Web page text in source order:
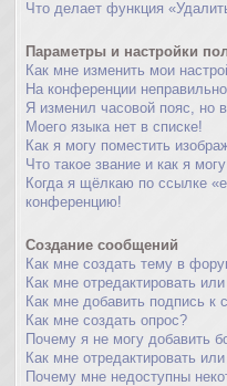
Что делает функция
Параметры и настройки
Как мне изменить мои
На конференции
Я изменил часовой пояс, но
Моего языка нет в списке!
Как я могу поместить
Что такое звание и как я
Когда я щёлкаю по ссылке
конференцию!
Создание сообщений
Как мне создать тему в
Как мне отредактировать
Как мне добавить подпись к
Как мне создать опрос?
Почему я не могу добавить
Как мне отредактировать
Почему мне недоступны